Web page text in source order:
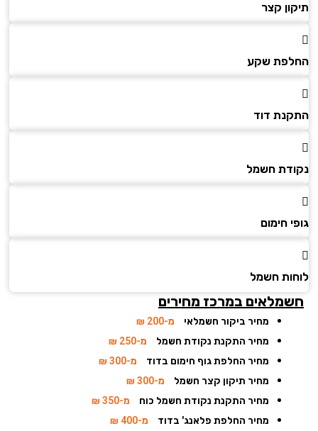
קצר
שקע
דוד
חשמל
חימום
חשמל
במרכז מחירים
מחיר ביקור חשמלאי
מ-200 ₪
מחיר התקנת נקודת חשמל
מ-250 ₪
מחיר החלפת גוף חימום בדוד
מ-300 ₪
מחיר תיקון קצר חשמל
מ-300 ₪
מחיר התקנת נקודת חשמל כוח
מ-350 ₪
מחיר החלפת פלאנג' בדוד
מ-400 ₪